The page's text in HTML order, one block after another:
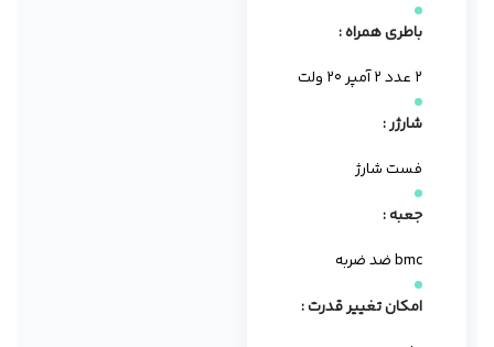
باطری همراه :
۲ عدد ۲ آمپر ۲۰ ولت
شارژر :
فست شارژ
جعبه :
bmc ضد ضربه
امکان تغییر قدرت :